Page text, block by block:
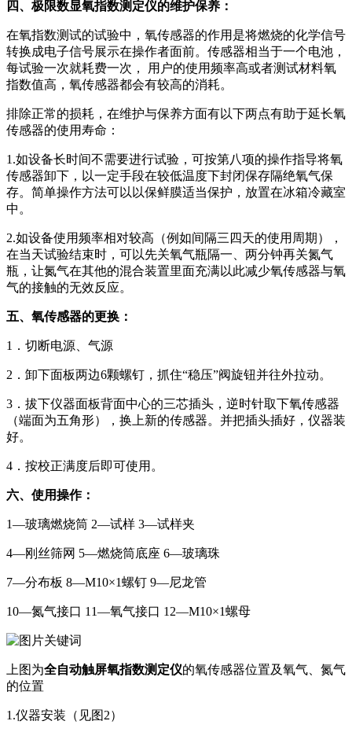
四、极限数显氧指数测定仪的维护保养：
在氧指数测试的试验中，氧传感器的作用是将燃烧的化学信号
转换成电子信号展示在操作者面前。传感器相当于一个电池，
每试验一次就耗费一次， 用户的使用频率高或者测试材料氧
指数值高，氧传感器都会有较高的消耗。
排除正常的损耗，在维护与保养方面有以下两点有助于延长氧
传感器的使用寿命：
1.如设备长时间不需要进行试验，可按第八项的操作指导将氧
传感器卸下，以一定手段在较低温度下封闭保存隔绝氧气保
存。简单操作方法可以以保鲜膜适当保护，放置在冰箱冷藏室
中。
2.如设备使用频率相对较高（例如间隔三四天的使用周期），
在当天试验结束时，可以先关氧气瓶隔一、两分钟再关氮气
瓶，让氮气在其他的混合装置里面充满以此减少氧传感器与氧
气的接触的无效反应。
五、氧传感器的更换：
1．切断电源、气源
2．卸下面板两边6颗螺钉，抓住“稳压”阀旋钮并往外拉动。
3．拔下仪器面板背面中心的三芯插头，逆时针取下氧传感器
（端面为五角形），换上新的传感器。并把插头插好，仪器装
好。
4．按校正满度后即可使用。
六、使用操作：
1—玻璃燃烧筒 2—试样 3—试样夹
4—刚丝筛网 5—燃烧筒底座 6—玻璃珠
7—分布板 8—M10×1螺钉 9—尼龙管
10—氮气接口 11—氧气接口 12—M10×1螺母
上图为全自动触屏氧指数测定仪的氧传感器位置及氧气、氮气
的位置
1.仪器安装（见图2）